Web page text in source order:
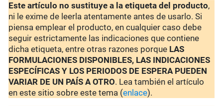
Este artículo no sustituye a la etiqueta del producto,
ni le exime de leerla atentamente antes de usarlo. Si
piensa emplear el producto, en cualquier caso debe
seguir estrictamente las indicaciones que contiene
dicha etiqueta, entre otras razones porque LAS
FORMULACIONES DISPONIBLES, LAS INDICACIONES
ESPECÍFICAS Y LOS PERIODOS DE ESPERA PUEDEN
VARIAR DE UN PAÍS A OTRO. Lea también el artículo
en este sitio sobre este tema (enlace).